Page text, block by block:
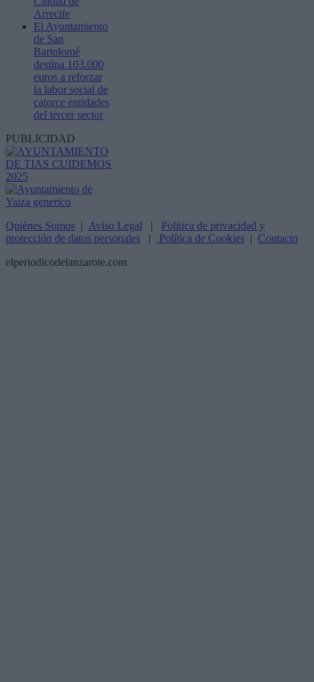
Arrecife
El Ayuntamiento
de San
Bartolomé
destina 103.000
euros a reforzar
la labor social de
catorce entidades
del tercer sector
PUBLICIDAD
Quiénes Somos | Aviso Legal | Política de privacidad y
protección de datos personales | Política de Cookies | Contacto
elperiodicodelanzarote.com